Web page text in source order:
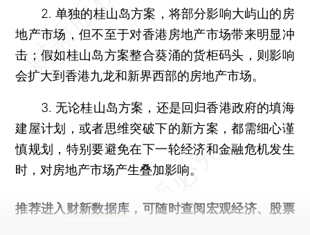
2. 单独的桂山岛方案，将部分影响大屿山的房
地产市场，但不至于对香港房地产市场带来明显冲
击；假如桂山岛方案整合葵涌的货柜码头，则影响
会扩大到香港九龙和新界西部的房地产市场。
3. 无论桂山岛方案，还是回归香港政府的填海
建屋计划，或者思维突破下的新方案，都需细心谨
慎规划，特别要避免在下一轮经济和金融危机发生
时，对房地产市场产生叠加影响。
推荐进入 财新数据库 ，可随时查阅宏观经济、股票